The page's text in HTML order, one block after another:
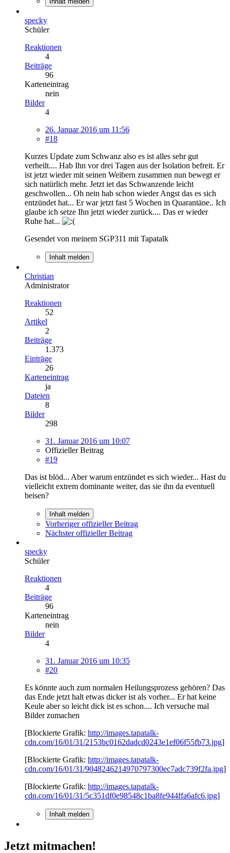
specky
Schüler
Reaktionen
4
Beiträge
96
Karteneintrag
nein
Bilder
4
26. Januar 2016 um 11:56
#18
Kurzes Update zum Schwanz also es ist alles sehr gut
verheilt.... Hab Ihn vor drei Tagen aus der Isolation befreit. Er
ist jetzt wieder mit seinen Weibern zusammen nun bewegt er
sich natürlich mehr. Jetzt iet das Schwanzende leicht
geschwollen... Oh nein hab schon wieder Angst das es sich
entzündet hat... Er war jetzt fast 5 Wochen in Quarantäne.. Ich
glaube ich setze Ihn jetzt wieder zurück.... Das er wieder
Ruhe hat...
Gesendet von meinem SGP311 mit Tapatalk
Inhalt melden
Christian
Administrator
Reaktionen
52
Artikel
2
Beiträge
1.373
Einträge
26
Karteneintrag
ja
Dateien
8
Bilder
298
31. Januar 2016 um 10:07
Offizieller Beitrag
#19
Das ist blöd... Aber warum entzündet es sich wieder... Hast du
vielleicht extrem dominante weiter, das sie ihn da eventuell
beisen?
Inhalt melden
Vorheriger offizieller Beitrag
Nächster offizieller Beitrag
specky
Schüler
Reaktionen
4
Beiträge
96
Karteneintrag
nein
Bilder
4
31. Januar 2016 um 10:35
#20
Es könnte auch zum normalen Heilungsprozess gehören? Das
das Ende jetzt halt etwas dicker ist als vorher... Er hat keine
Keule aber so leicht dick ist es schon.... Ich versuche mal
Bilder zumachen
[Blockierte Grafik: http://images.tapatalk-
cdn.com/16/01/31/2153bc0162dadcd0243e1ef06f55fb73.jpg]
[Blockierte Grafik: http://images.tapatalk-
cdn.com/16/01/31/9048246214970797300ec7adc739f2fa.jpg]
[Blockierte Grafik: http://images.tapatalk-
cdn.com/16/01/31/5c351df0e98548c1ba8fe944ffa6afc6.jpg]
Inhalt melden
Jetzt mitmachen!